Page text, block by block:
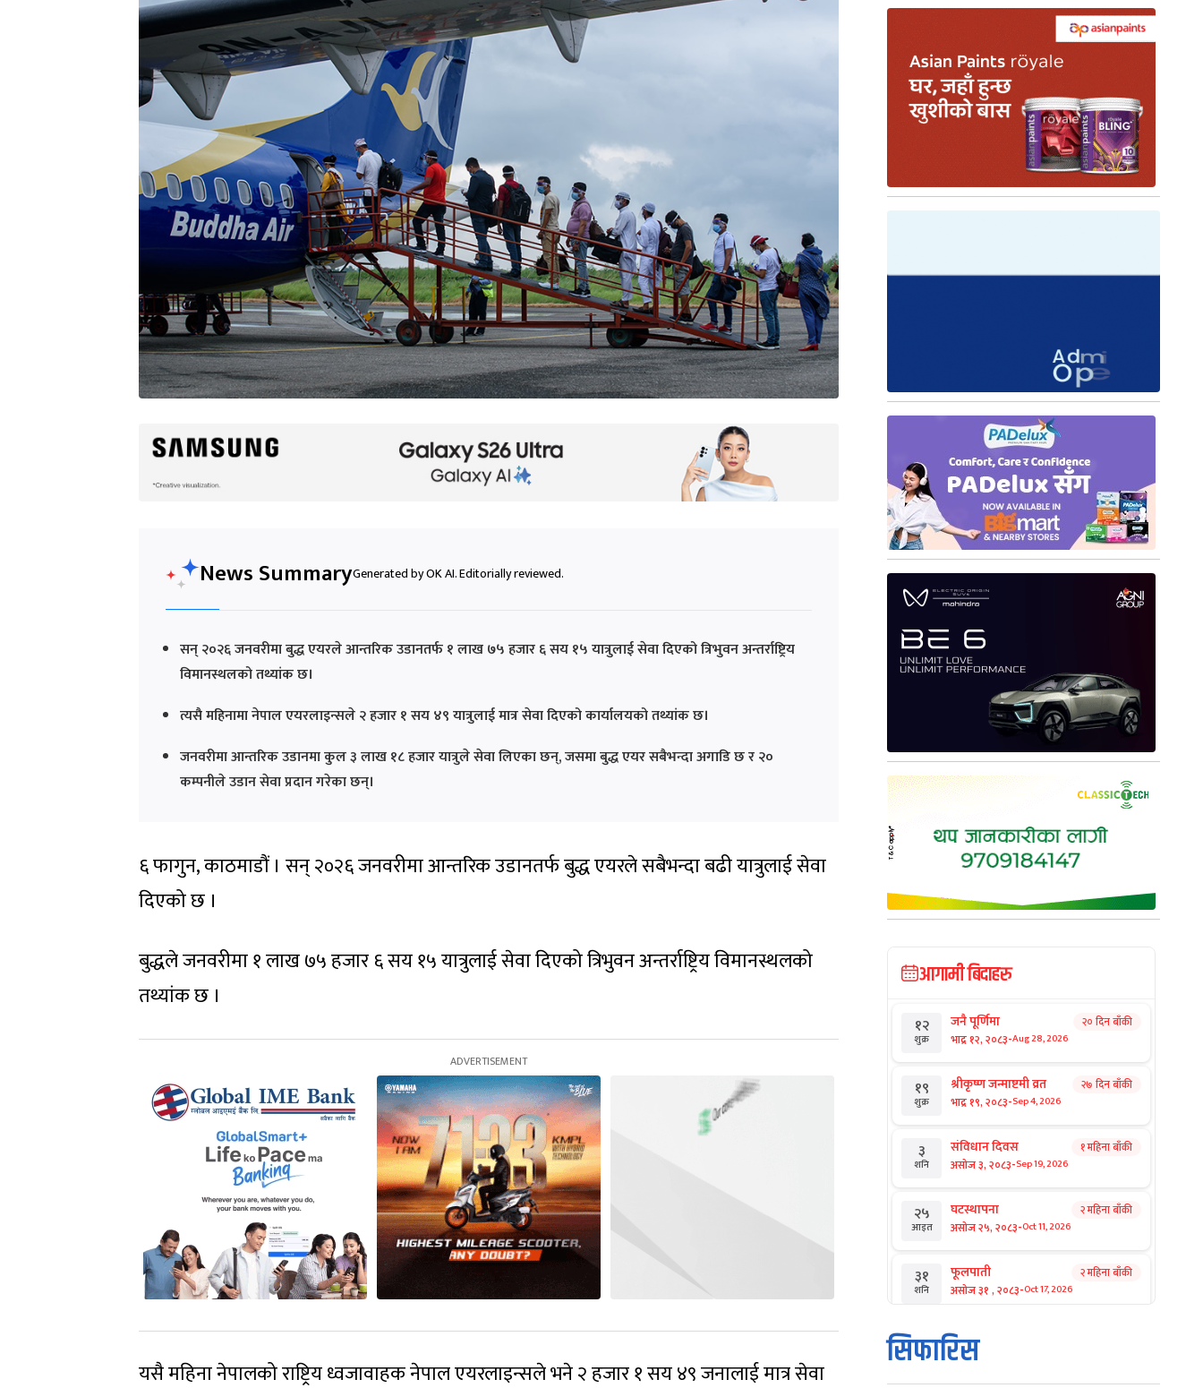
News SummaryGenerated by OK AI. Editorially reviewed.
सन् २०२६ जनवरीमा बुद्ध एयरले आन्तरिक उडानतर्फ १ लाख ७५ हजार ६ सय १५ यात्रुलाई सेवा दिएको त्रिभुवन अन्तर्राष्ट्रिय
विमानस्थलको तथ्यांक छ।
त्यसै महिनामा नेपाल एयरलाइन्सले २ हजार १ सय ४९ यात्रुलाई मात्र सेवा दिएको कार्यालयको तथ्यांक छ।
जनवरीमा आन्तरिक उडानमा कुल ३ लाख १८ हजार यात्रुले सेवा लिएका छन्, जसमा बुद्ध एयर सबैभन्दा अगाडि छ र २०
कम्पनीले उडान सेवा प्रदान गरेका छन्।
६ फागुन, काठमाडौं । सन् २०२६ जनवरीमा आन्तरिक उडानतर्फ बुद्ध एयरले सबैभन्दा बढी यात्रुलाई सेवा
दिएको छ ।
बुद्धले जनवरीमा १ लाख ७५ हजार ६ सय १५ यात्रुलाई सेवा दिएको त्रिभुवन अन्तर्राष्ट्रिय विमानस्थलको
तथ्यांक छ ।
यसै महिना नेपालको राष्ट्रिय ध्वजावाहक नेपाल एयरलाइन्सले भने २ हजार १ सय ४९ जनालाई मात्र सेवा
आगामी बिदाहरु
१२
शुक्र
जनै पूर्णिमा
भाद्र १२, २०८३-Aug 28, 2026
२० दिन बाँकी
१९
शुक्र
श्रीकृष्ण जन्माष्टमी व्रत
भाद्र १९, २०८३-Sep 4, 2026
२७ दिन बाँकी
३
शनि
संविधान दिवस
असोज ३, २०८३-Sep 19, 2026
१ महिना बाँकी
२५
आइत
घटस्थापना
असोज २५, २०८३-Oct 11, 2026
२ महिना बाँकी
३१
शनि
फूलपाती
असोज ३१ , २०८३-Oct 17, 2026
२ महिना बाँकी
१
आइत
कार्तिक सङ्क्रान्ति
कार्तिक १, २०८३
सिफारिस